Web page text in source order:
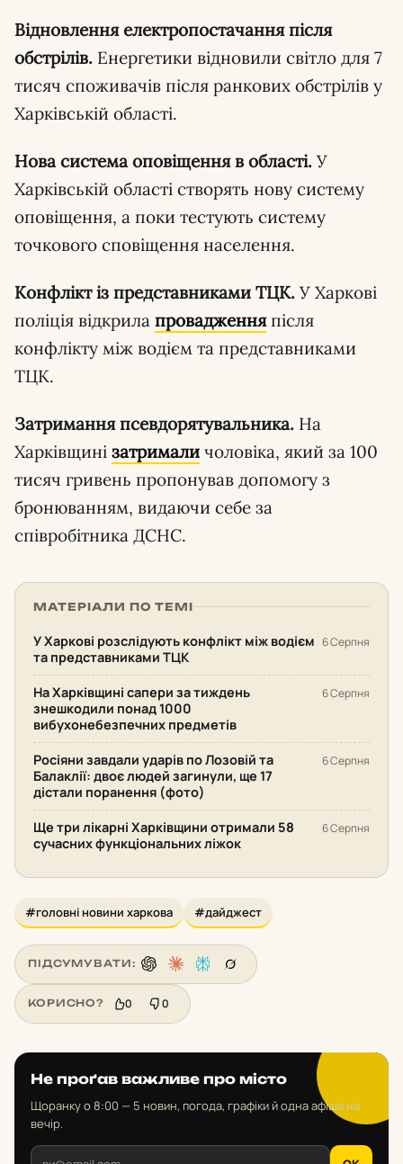
Відновлення електропостачання після
обстрілів. Енергетики відновили світло для 7
тисяч споживачів після ранкових обстрілів у
Харківській області.
Нова система оповіщення в області. У
Харківській області створять нову систему
оповіщення, а поки тестують систему
точкового сповіщення населення.
Конфлікт із представниками ТЦК. У Харкові
поліція відкрила провадженняпісля
конфлікту між водієм та представниками
ТЦК.
Затримання псевдорятувальника. На
Харківщині затримали чоловіка, який за 100
тисяч гривень пропонував допомогу з
бронюванням, видаючи себе за
співробітника ДСНС.
МАТЕРІАЛИ ПО ТЕМІ
У Харкові розслідують конфлікт між водієм
та представниками ТЦК
6 Серпня
На Харківщині сапери за тиждень
знешкодили понад 1000
вибухонебезпечних предметів
6 Серпня
Росіяни завдали ударів по Лозовій та
Балаклії: двоє людей загинули, ще 17
дістали поранення (фото)
6 Серпня
Ще три лікарні Харківщини отримали 58
сучасних функціональних ліжок
6 Серпня
#головні новини харкова #дайджест
ПІДСУМУВАТИ:
КОРИСНО? 0 0
Не проґав важливе про місто
Щоранку о 8:00 — 5 новин, погода, графіки й одна афіша на
вечір.